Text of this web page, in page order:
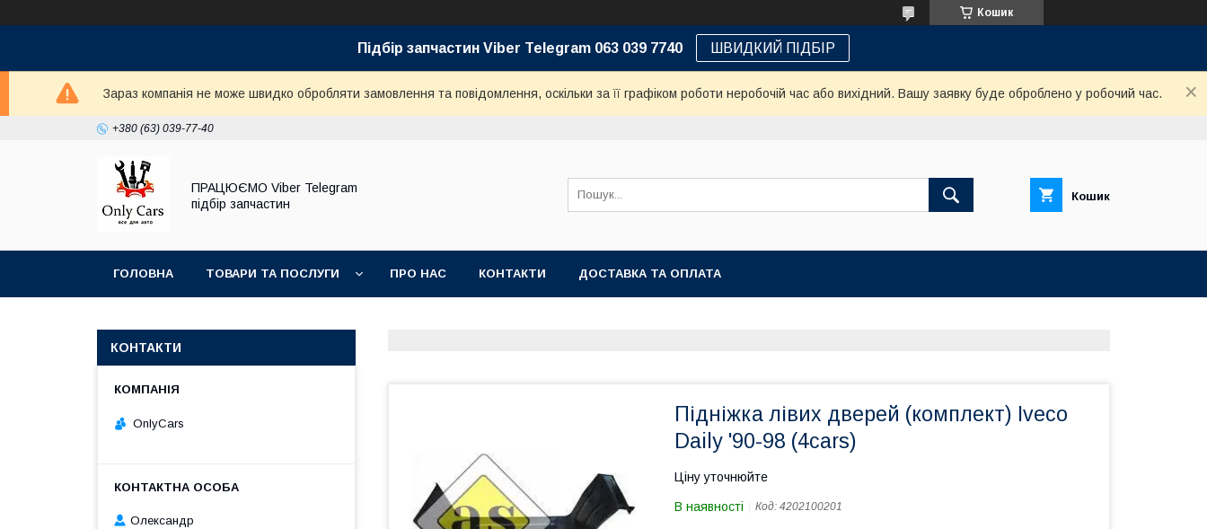
Кошик
Підбір запчастин Viber Telegram 063 039 7740 ШВИДКИЙ ПІДБІР
Зараз компанія не може швидко обробляти замовлення та повідомлення, оскільки за її графіком роботи неробочій час або вихідний. Вашу заявку буде оброблено у робочий час.
+380 (63) 039-77-40
ПРАЦЮЄМО Viber Telegram
підбір запчастин
Кошик
ГОЛОВНА ТОВАРИ ТА ПОСЛУГИ ПРО НАС КОНТАКТИ ДОСТАВКА ТА ОПЛАТА
Підніжка лівих дверей (комплект) Iveco
Daily '90-98 (4cars)
Ціну уточнюйте
В наявності Код: 4202100201
КОНТАКТИ
OnlyCars
Олександр